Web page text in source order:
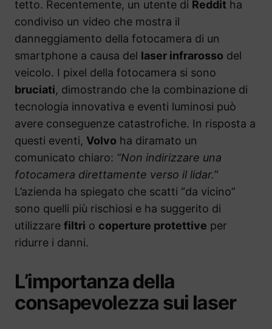
tetto. Recentemente, un utente di Reddit ha
condiviso un video che mostra il
danneggiamento della fotocamera di un
smartphone a causa del laser infrarosso del
veicolo. I pixel della fotocamera si sono
bruciati, dimostrando che la combinazione di
tecnologia innovativa e eventi luminosi può
avere conseguenze catastrofiche. In risposta a
questi eventi, Volvo ha diramato un
comunicato chiaro: “Non indirizzare una
fotocamera direttamente verso il lidar.”
L’azienda ha spiegato che scatti “da vicino”
sono quelli più rischiosi e ha suggerito di
utilizzare filtri o coperture protettive per
ridurre i danni.
L’importanza della
consapevolezza sui laser